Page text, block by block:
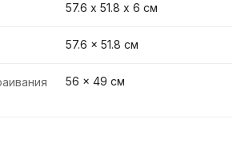
57.6 х 51.8 х 6 см
57.6 x 51.8 см
56 x 49 см